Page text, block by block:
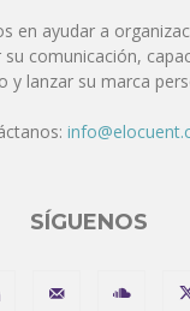
en ayudar a
comunicación,
y lanzar su marca
SÍGUENOS